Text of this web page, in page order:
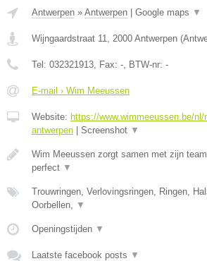
Antwerpen » Antwerpen | Google maps ▼
Wijngaardstraat 11 2000 Antwerpen (
Tel: 032321913 , Fax: - , BTW-nr: -
E-mail › Wim Meeussen
Website: https://www.wimmeeussen.be/nl/
antwerpen | Screenshot ▼
Wim Meeussen zorgt samen met zijn
perfect ▼
Trouwringen, Verlovingsringen, Ringen,
Oorbellen,
▼
Openingstijden ▼
Laatste facebook posts ▼